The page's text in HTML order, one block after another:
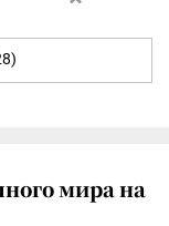
мира на